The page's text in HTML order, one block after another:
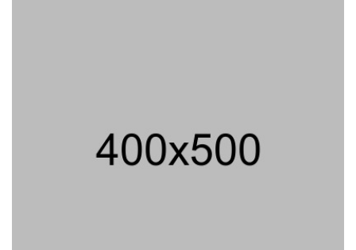
04/08/2026 18:37 WIB || HUKUM
Andi Gani Tegaskan Buruh Tetap